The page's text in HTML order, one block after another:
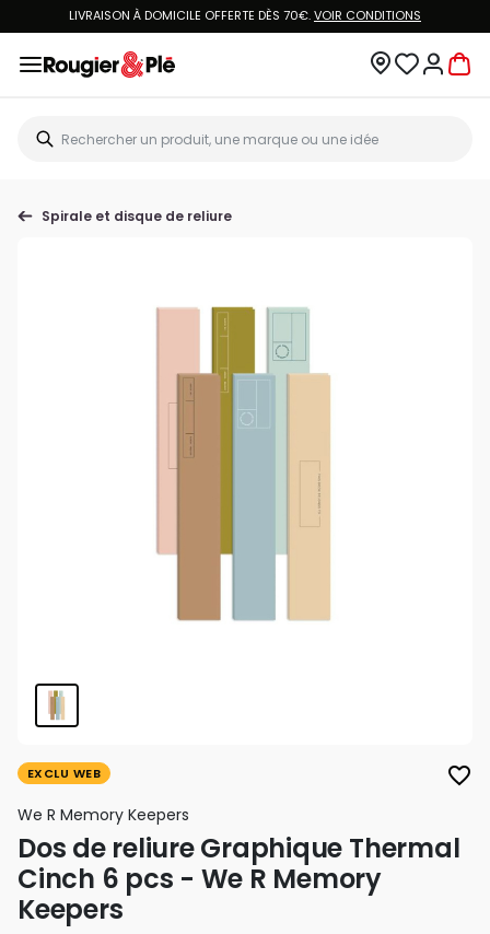
LIVRAISON À DOMICILE OFFERTE DÈS 70€.VOIR CONDITIONS
Spirale et disque de reliure
EXCLU WEB favorite_border
We R Memory Keepers
Dos de reliure Graphique Thermal
Cinch 6 pcs - We R Memory
Keepers